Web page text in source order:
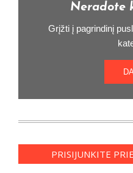
Neradote
Grįžti į pagrindinį
PRISIJUNKITE